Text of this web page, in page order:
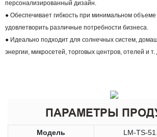
персонализированный дизайн.
● Обеспечивает гибкость при минимальном объеме
удовлетворить различные потребности бизнеса.
● Идеально подходит для солнечных систем,
энергии, микросетей, торговых центров, отелей и т.
ПАРАМЕТРЫ
Модель
LM-TS-